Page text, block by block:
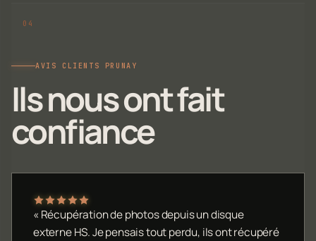
AVIS CLIENTS PRUNAY
Ils nous ont fait
confiance
« Récupération de photos depuis un disque
externe HS. Je pensais tout perdu, ils ont récupéré